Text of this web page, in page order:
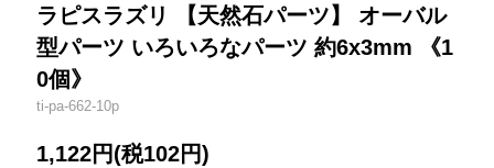
ラピスラズリ 【天然石パーツ】 オーバル
型パーツ いろいろなパーツ 約6x3mm 《1
0個》
ti-pa-662-10p
1,122円(税102円)